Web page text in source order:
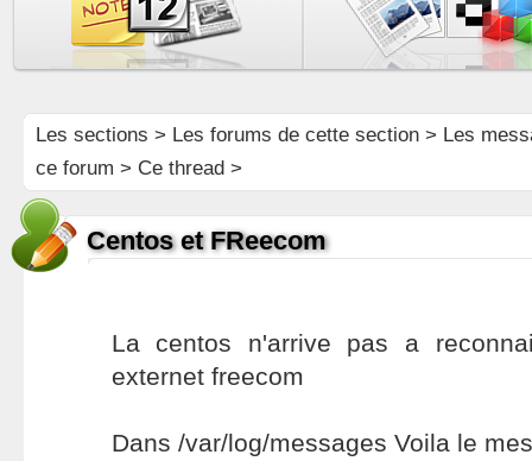
Les sections > Les forums de cette section> Les
ce forum > Ce thread >
Centos et FReecom
La centos n'arrive pas a
externet freecom
Dans /var/log/messages Voila le